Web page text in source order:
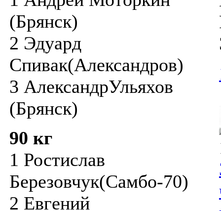
(Брянск)
2 Эдуард
Спивак(Александров)
3 АлександрУльяхов
(Брянск)
90 кг
1 Ростислав
Березовчук(Самбо-70)
2 Евгений